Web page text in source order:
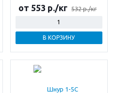
от 553 р./кг 532 р./кг
В КОРЗИНУ